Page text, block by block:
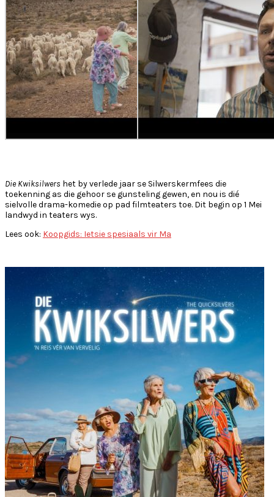
Die Kwiksilwers het by verlede jaar se Silwerskermfees die
toekenning as die gehoor se gunsteling gewen, en nou is dié
sielvolle drama-komedie op pad filmteaters toe. Dit begin op 1 Mei
landwyd in teaters wys.
Lees ook: Koopgids: Ietsie spesiaals vir Ma